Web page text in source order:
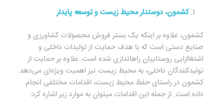
کشمون، دوستدار محیط زیست و توسعه پایدار
کشمون، علاوه بر اینکه یک بستر فروش محصولات کشاورزی و
صنایع دستی است که با هدف حمایت از تولیدات داخلی و
اشتغال‎زایی روستاییان راه‎اندازی شده است. علاوه بر حمایت از
تولیدکنندگان داخلی، به محیط زیست نیز اهمیت ویژه‌ای می‌دهد.
کشمون در راستای حفظ محیط زیست، اقدامات مختلفی انجام
داده است. از جمله این اقدامات می‎توان به موارد زیر اشاره کرد: